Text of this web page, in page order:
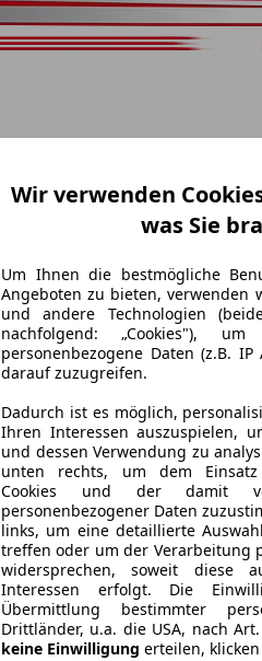
Wir verwenden
was Sie
Um Ihnen die bestmögliche
Angeboten zu bieten, verwenden
und andere Technologien
nachfolgend: „Cookies"), um
personenbezogene Daten (z.B.
darauf zuzugreifen.
Dadurch ist es möglich,
Ihren Interessen auszuspielen,
und dessen Verwendung zu
unten rechts, um dem
Cookies und der damit
personenbezogener Daten
links, um eine detaillierte
treffen oder um der Verarbeitung
widersprechen, soweit diese
Interessen erfolgt. Die
Übermittlung bestimmter
Drittländer, u.a. die USA, nach Art.
keine Einwilligung erteilen,